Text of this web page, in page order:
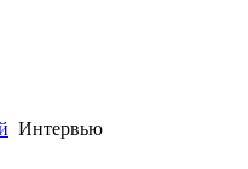
Интервью